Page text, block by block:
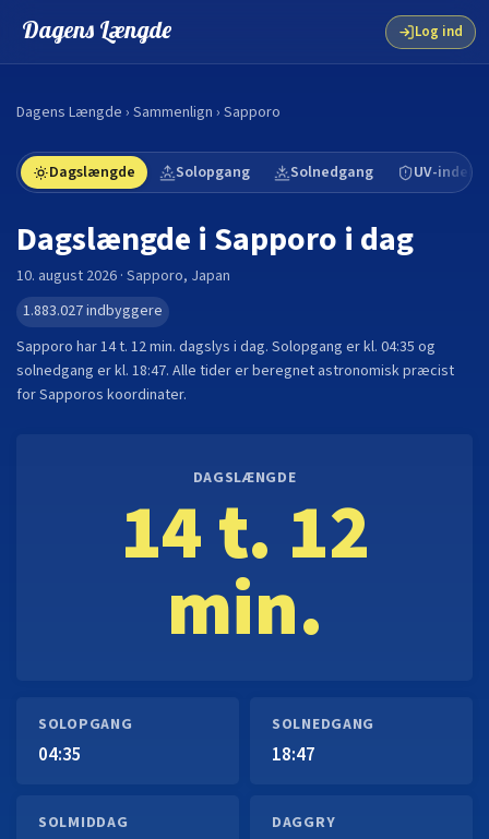
Dagens Længde Log ind
Dagens Længde › Sammenlign › Sapporo
Dagslængde Solopgang Solnedgang UV-indeks
Dagslængde i Sapporo i dag
10. august 2026 · Sapporo, Japan
1.883.027indbyggere
Sapporo har14 t. 12 min. dagslys i dag. Solopgang er kl. 04:35 og
solnedgang er kl. 18:47. Alle tider er beregnet astronomisk præcist
forSapporos koordinater.
DAGSLÆNGDE
14 t. 12
min.
SOLOPGANG
04:35
SOLNEDGANG
18:47
SOLMIDDAG DAGGRY